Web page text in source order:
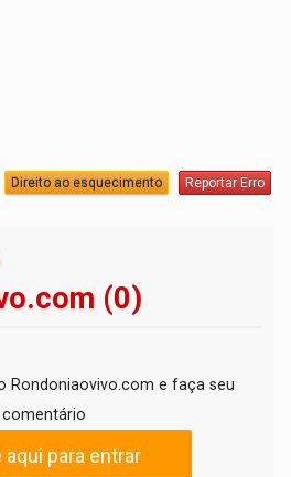
Direito ao esquecimento Reportar Erro
(0)
Rondoniaovivo.com e faça seu
comentário
aqui para entrar